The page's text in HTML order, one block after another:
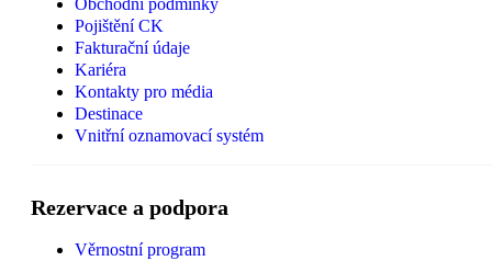
Pojištění CK
Fakturační údaje
Kariéra
Kontakty pro média
Destinace
Vnitřní oznamovací systém
Rezervace a podpora
Věrnostní program